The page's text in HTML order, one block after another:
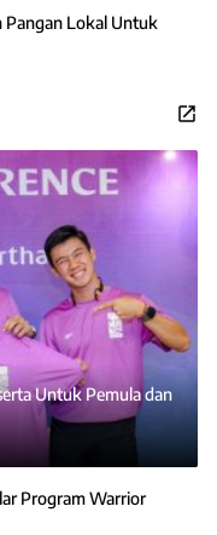
Pangan Lokal Untuk
Untuk Pemula dan
Program Warrior